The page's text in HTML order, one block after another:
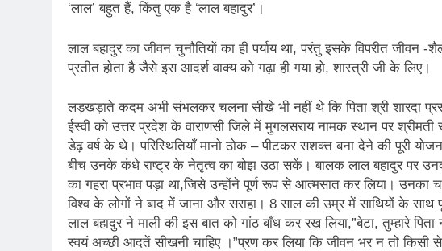
‘लाल’ बहुत हैं, किंतु एक है ‘लाल बहादुर’।
लाल बहादुर का जीवन चुनौतियों का ही पर्याय था, परंतु इसके विपरीत जीवन -
प्रतीत होता है जैसे इस आदर्श वाक्य को गढ़ा ही गया हो, शास्त्री जी के लिए।
लड़खड़ाते कदम अभी संभलकर चलना सीखे भी नहीं थे कि पिता श्री शारदा
ईस्वी को उत्तर प्रदेश के वाराणसी जिले में मुगलसराय नामक स्थान पर
डेढ़ वर्ष के थे। परिस्थितियाँ मानो ठोक – पीटकर सशक्त बना देने की पूरी
बीच उनके कंधे राष्ट्र के नेतृत्व का बोझ उठा सकें। बालक लाल बहादुर पर
का गहरा प्रभाव पड़ा था,जिसे उन्होंने पूर्ण रूप से आत्मसात कर लिया। उनका
विश्व के लोगों ने बाद में जाना और सराहा। 8 साल की उम्र में साथियों के
लाल बहादुर ने माली की इस बात को गांठ बाँध कर रख लिया,”बेटा, तुम्हारे
स्वयं अच्छी आदतें सीखनी चाहिए ।”प्रण कर लिया कि जीवन भर न तो किसी